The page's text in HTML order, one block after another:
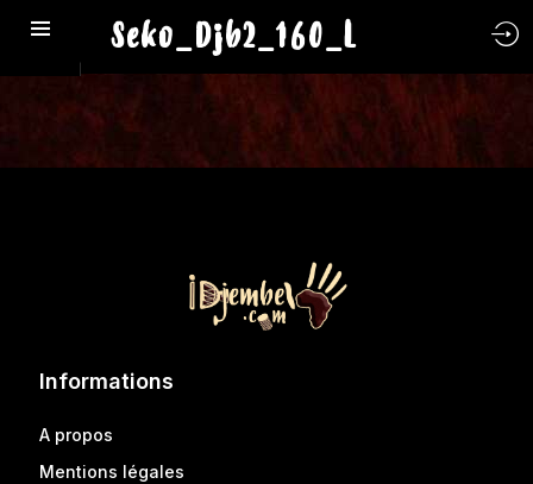
Seko_Djb2_160_L
Informations
A propos
Mentions légales